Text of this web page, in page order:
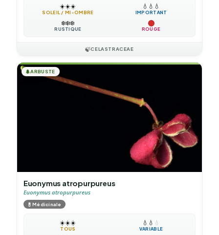
☀️☀️☀️
SOLEIL / MI-OMBRE
💧 💧 💧
IMPORTANT
❄️❄️❄️
RUSTIQUE ROUGE
🍃CELASTRACEAE
🌲ARBUSTE
Euonymus atropurpureus
Euonymus atropurpureus
💊Médicinale
☀️☀️☀️
TOUS
💧 💧 💧
VARIABLE